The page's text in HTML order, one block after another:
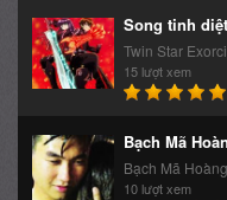
Song tinh
Twin Star
15 lượt xem
Bạch Mã
Bạch Mã
10 lượt xem